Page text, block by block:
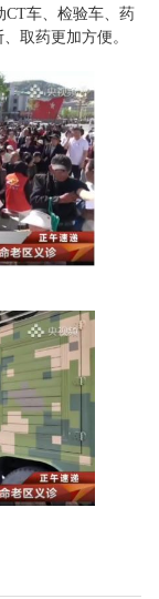
CT车、检验车、药
取药更加方便。